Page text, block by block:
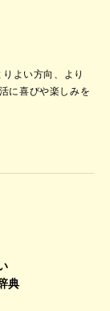
よい方向、より
に喜びや楽しみを
典